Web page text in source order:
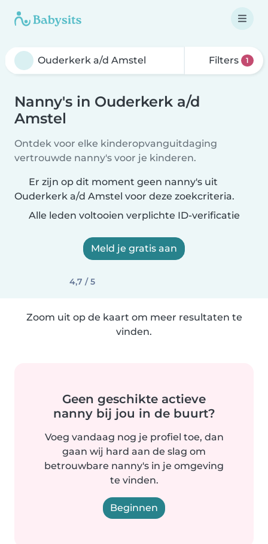
Filters 1
Nanny's in Ouderkerk a/d
Amstel
Ontdek voor elke kinderopvanguitdaging
vertrouwde nanny's voor je kinderen.
Er zijn op dit moment geen nanny's uit
Ouderkerk a/d Amstel voor deze zoekcriteria.
Alle leden voltooien verplichte ID-verificatie
Meld je gratis aan
4,7 / 5
Zoom uit op de kaart om meer resultaten te
vinden.
Geen geschikte actieve
nanny bij jou in de buurt?
Voeg vandaag nog je profiel toe, dan
gaan wij hard aan de slag om
betrouwbare nanny's in je omgeving
te vinden.
Beginnen